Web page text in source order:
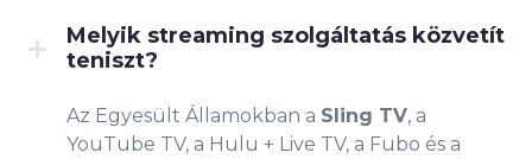
Melyik streaming szolgáltatás közvetít
teniszt?
Az Egyesült Államokban a Sling TV, a
YouTube TV, a Hulu + Live TV, a Fubo és a